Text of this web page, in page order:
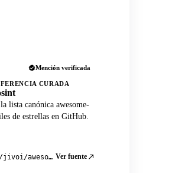
Mención verificada
CURADA
lista canónica awesome-
de estrellas en GitHub.
github.com/jivoi/awesome-osint Ver fuente